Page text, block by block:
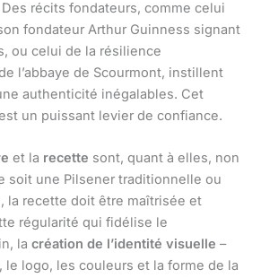
Des récits fondateurs, comme celui
fondateur Arthur Guinness signant
ou celui de la résilience
l’abbaye de Scourmont, instillent
authenticité inégalables. Cet
un puissant levier de confiance.
et la recette sont, quant à elles, non
soit une Pilsener traditionnelle ou
la recette doit être maîtrisée et
régularité qui fidélise le
la création de l’identité visuelle –
le logo, les couleurs et la forme de la